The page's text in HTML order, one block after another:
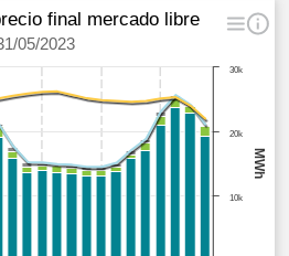
MWh
final mercado libre
05/2023
10k
20k
30k